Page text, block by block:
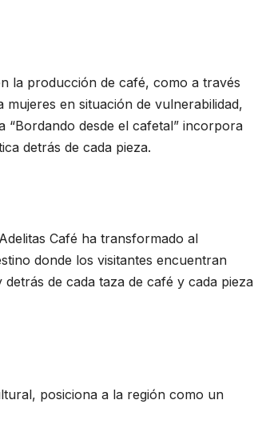
la producción de café, como a través
mujeres en situación de vulnerabilidad,
“Bordando desde el cafetal” incorpora
detrás de cada pieza.
Café ha transformado al
donde los visitantes encuentran
de cada taza de café y cada pieza
posiciona a la región como un